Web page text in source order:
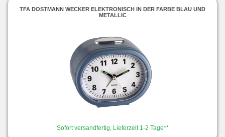
TFA DOSTMANN WECKER ELEKTRONISCH IN DER FARBE BLAU UND
METALLIC
Sofort versandfertig, Lieferzeit 1-2 Tage**